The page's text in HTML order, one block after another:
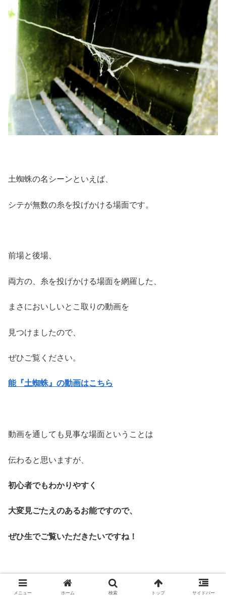
土蜘蛛の名シーンといえば、
シテが無数の糸を投げかける場面です。
前場と後場、
両方の、糸を投げかける場面を網羅した、
まさにおいしいとこ取りの動画を
見つけましたので、
ぜひご覧ください。
能『土蜘蛛』の動画はこちら
動画を通しても見事な場面ということは
伝わると思いますが、
初心者でもわかりやすく
大変見ごたえのあるお能ですので、
ぜひ生でご覧いただきたいですね！
メニュー ホーム 検索 トップ サイドバー